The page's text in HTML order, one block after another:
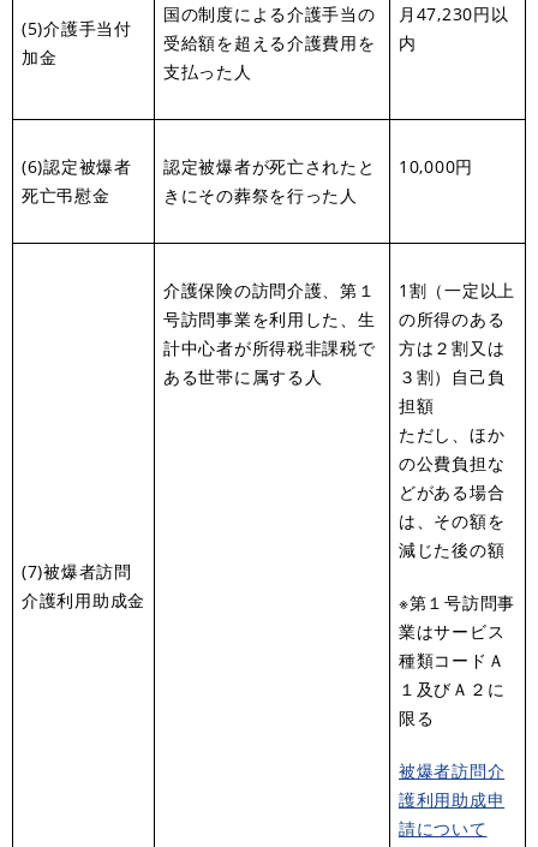
(5)介護手当付
加金
国の制度による介護手当の
受給額を超える介護費用を
支払った人
月47,230円以
内
(6)認定被爆者
死亡弔慰金
認定被爆者が死亡されたと
きにその葬祭を行った人
10,000円
(7)被爆者訪問
介護利用助成金
介護保険の訪問介護、第１
号訪問事業を利用した、生
計中心者が所得税非課税で
ある世帯に属する人
1割（一定以上
の所得のある
方は２割又は
３割）自己負
担額
ただし、ほか
の公費負担な
どがある場合
は、その額を
減じた後の額
※第１号訪問事
業はサービス
種類コードＡ
１及びＡ２に
限る
被爆者訪問介
護利用助成申
請について